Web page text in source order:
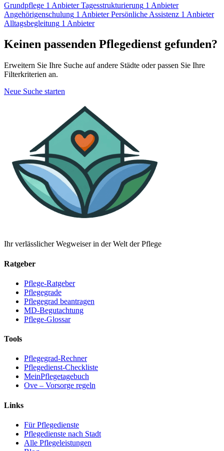
Grundpflege 1 Anbieter Tagesstrukturierung 1 Anbieter
Angehörigenschulung 1 Anbieter Persönliche Assistenz 1 Anbieter
Alltagsbegleitung 1 Anbieter
Keinen passenden Pflegedienst gefunden?
Erweitern Sie Ihre Suche auf andere Städte oder passen Sie Ihre
Filterkriterien an.
Neue Suche starten
Ihr verlässlicher Wegweiser in der Welt der Pflege
Ratgeber
Pflege-Ratgeber
Pflegegrade
Pflegegrad beantragen
MD-Begutachtung
Pflege-Glossar
Tools
Pflegegrad-Rechner
Pflegedienst-Checkliste
MeinPflegetagebuch
Ove – Vorsorge regeln
Links
Für Pflegedienste
Pflegedienste nach Stadt
Alle Pflegeleistungen